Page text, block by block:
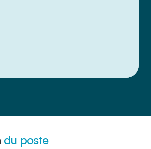
du poste